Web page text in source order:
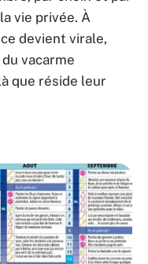
vie privée. À
devient virale,
vacarme
que réside leur